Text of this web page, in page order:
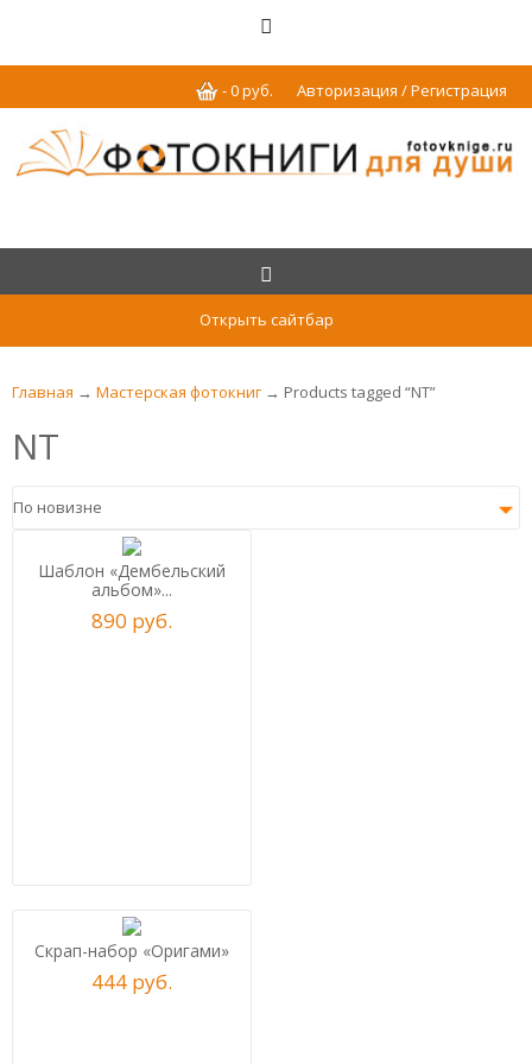
Авторизация / Регистрация
-0руб.
Открыть сайтбар
Главная → Мастерская фотокниг → Products tagged “NT”
NT
Шаблон «Дембельский
альбом»...
890 руб.
Скрап-набор «Оригами»
444 руб.